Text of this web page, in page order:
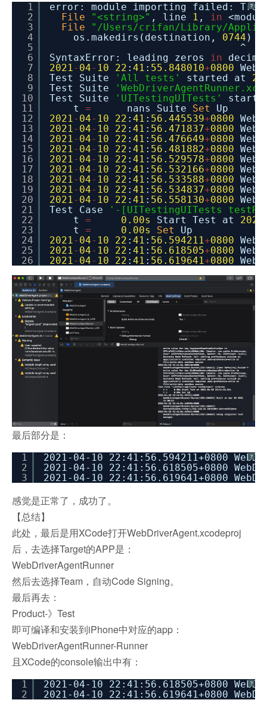
?
1
2
3
4
5
6
7
8
9
10
11
12
13
14
15
16
17
18
19
20
21
22
23
24
25
26
error: module importing failed:
File
"<string>" , line 1 , in
File
"/Users/crifan/Library/
os.makedirs(destination, 0744 )
^
SyntaxError: leading zeros
in
2021 - 04- 10 22 : 41 : 55.848010+0800
Test Suite
'All tests' started at
Test Suite
Test Suite
'UITestingUITests'
t = nans Suite Set
Up
2021 - 04- 10 22 : 41 : 56.445539+0800
2021 - 04- 10 22 : 41 : 56.471837+0800
2021 - 04- 10 22 : 41 : 56.476649+0800
2021 - 04- 10 22 : 41 : 56.481882+0800
2021 - 04- 10 22 : 41 : 56.529578+0800
2021 - 04- 10 22 : 41 : 56.532166+0800
2021 - 04- 10 22 : 41 : 56.533588+0800
2021 - 04- 10 22 : 41 : 56.534837+0800
2021 - 04- 10 22 : 41 : 56.558130+0800
Test Case
'-[UITestingUITests
t = 0.00s Start Test at 2021
t = 0.00s Set
Up
2021 - 04- 10 22 : 41 : 56.594211+0800
2021 - 04- 10 22 : 41 : 56.618505+0800
2021 - 04- 10 22 : 41 : 56.619641+0800
最后部分是：
?
1
2
3
2021-04-10 22:41:56.594211+0800
2021-04-10 22:41:56.618505+0800
2021-04-10 22:41:56.619641+0800
感觉是正常了，成功了。
【总结】
此处，最后是用XCode打开WebDriverAgent.xcodeproj
后，去选择Target的APP是：
WebDriverAgentRunner
然后去选择Team，自动Code Signing。
最后再去：
Product-》Test
即可编译和安装到iPhone中对应的app：
WebDriverAgentRunner-Runner
且XCode的console输出中有：
?
1
2
2021-04-10 22:41:56.618505+0800
2021-04-10 22:41:56.619641+0800